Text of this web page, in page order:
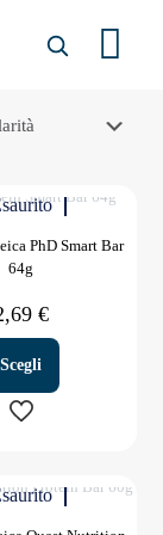
PhD Smart Bar
64g
€
Scegli
ha